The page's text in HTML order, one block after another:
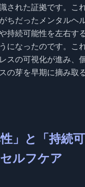
された証拠です。こ
ちだったメンタルヘ
持続可能性を左右す
になったのです。こ
スの可視化が進み、
の芽を早期に摘み取
」と「持続
ルフケア